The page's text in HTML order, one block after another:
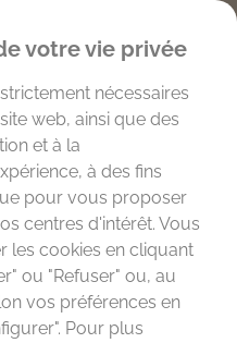
votre vie privée
nécessaires
web, ainsi que des
et à la
à des fins
pour vous proposer
centres d'intérêt. Vous
les cookies en cliquant
ou "Refuser" ou, au
vos préférences en
Pour plus